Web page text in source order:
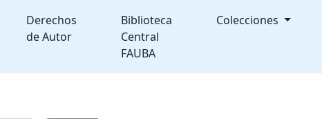
Derechos
de Autor
Biblioteca
Central
FAUBA
Colecciones